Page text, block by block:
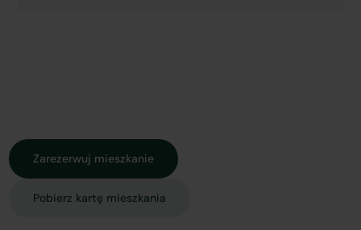
Zarezerwuj mieszkanie
Pobierz kartę mieszkania